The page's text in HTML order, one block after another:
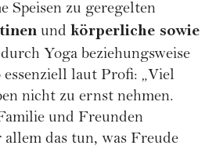
Speisen zu geregelten
und körperliche sowie
durch Yoga beziehungsweise
essenziell laut Profi: „Viel
nicht zu ernst nehmen.
und Freunden
das tun, was Freude